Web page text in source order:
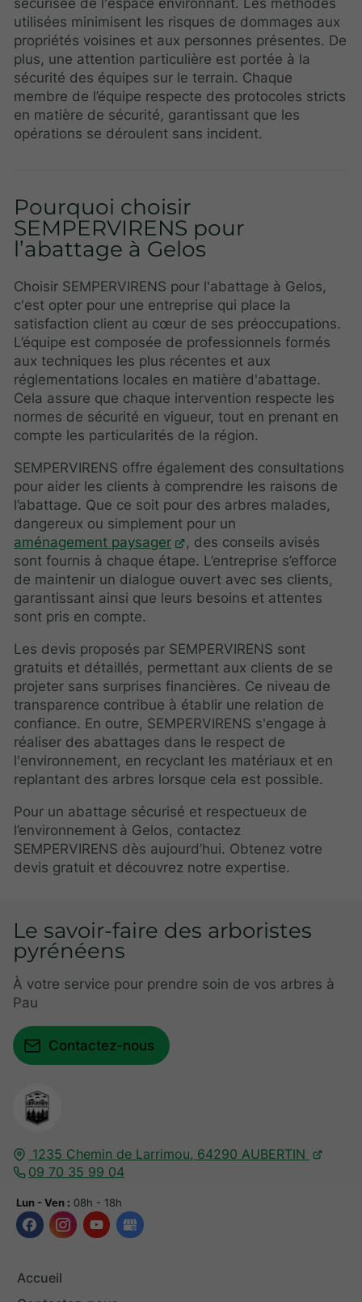
sécurisée de l'espace environnant. Les méthodes
utilisées minimisent les risques de dommages aux
propriétés voisines et aux personnes présentes. De
plus, une attention particulière est portée à la
sécurité des équipes sur le terrain. Chaque
membre de l’équipe respecte des protocoles stricts
en matière de sécurité, garantissant que les
opérations se déroulent sans incident.
Pourquoi choisir
SEMPERVIRENS pour
l’abattage à Gelos
Choisir SEMPERVIRENS pour l'abattage à Gelos,
c'est opter pour une entreprise qui place la
satisfaction client au cœur de ses préoccupations.
L’équipe est composée de professionnels formés
aux techniques les plus récentes et aux
réglementations locales en matière d'abattage.
Cela assure que chaque intervention respecte les
normes de sécurité en vigueur, tout en prenant en
compte les particularités de la région.
SEMPERVIRENS offre également des consultations
pour aider les clients à comprendre les raisons de
l’abattage. Que ce soit pour des arbres malades,
dangereux ou simplement pour un
aménagement paysager
, des conseils avisés
sont fournis à chaque étape. L’entreprise s’efforce
de maintenir un dialogue ouvert avec ses clients,
garantissant ainsi que leurs besoins et attentes
sont pris en compte.
Les devis proposés par SEMPERVIRENS sont
gratuits et détaillés, permettant aux clients de se
projeter sans surprises financières. Ce niveau de
transparence contribue à établir une relation de
confiance. En outre, SEMPERVIRENS s'engage à
réaliser des abattages dans le respect de
l'environnement, en recyclant les matériaux et en
replantant des arbres lorsque cela est possible.
Pour un abattage sécurisé et respectueux de
l’environnement à Gelos, contactez
SEMPERVIRENS dès aujourd’hui. Obtenez votre
devis gratuit et découvrez notre expertise.
1235 Chemin de Larrimou, 64290 AUBERTIN
09 70 35 99 04
Lun - Ven : 08h - 18h
Accueil
Le savoir-faire des arboristes
pyrénéens
À votre service pour prendre soin de vos arbres à
Pau
Contactez-nous